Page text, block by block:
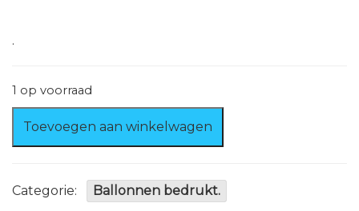
.
1 op voorraad
wit-
geel
stuks
aantal
Toevoegen aan winkelwagen
Categorie: Ballonnen bedrukt.